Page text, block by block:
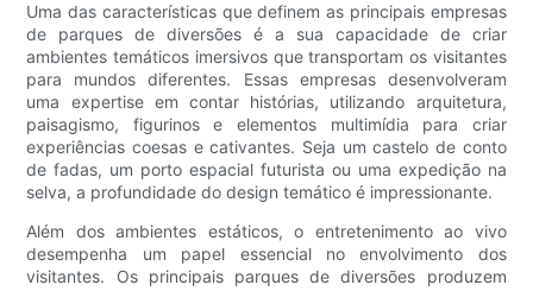
Uma das características que definem as principais empresas
de parques de diversões é a sua capacidade de criar
ambientes temáticos imersivos que transportam os visitantes
para mundos diferentes. Essas empresas desenvolveram
uma expertise em contar histórias, utilizando arquitetura,
paisagismo, figurinos e elementos multimídia para criar
experiências coesas e cativantes. Seja um castelo de conto
de fadas, um porto espacial futurista ou uma expedição na
selva, a profundidade do design temático é impressionante.
Além dos ambientes estáticos, o entretenimento ao vivo
desempenha um papel essencial no envolvimento dos
visitantes. Os principais parques de diversões produzem